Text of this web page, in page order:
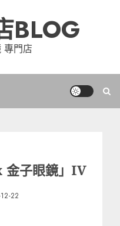
BLOG
專門店
金子眼鏡」IV
22